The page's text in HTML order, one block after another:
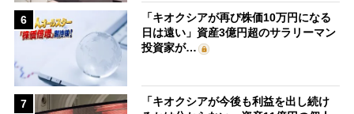
6
「キオクシアが再び株価10万円になる
日は遠い」資産3億円超のサラリーマン
投資家が…
7
「キオクシアが今後も利益を出し続け